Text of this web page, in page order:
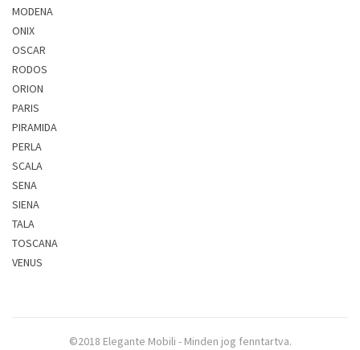
MODENA
ONIX
OSCAR
RODOS
ORION
PARIS
PIRAMIDA
PERLA
SCALA
SENA
SIENA
TALA
TOSCANA
VENUS
©2018 Elegante Mobili - Minden jog fenntartva.